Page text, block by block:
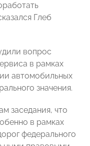
Глеб
вопрос
в рамках
автомобильных
значения.
заседания, что
в рамках
федерального